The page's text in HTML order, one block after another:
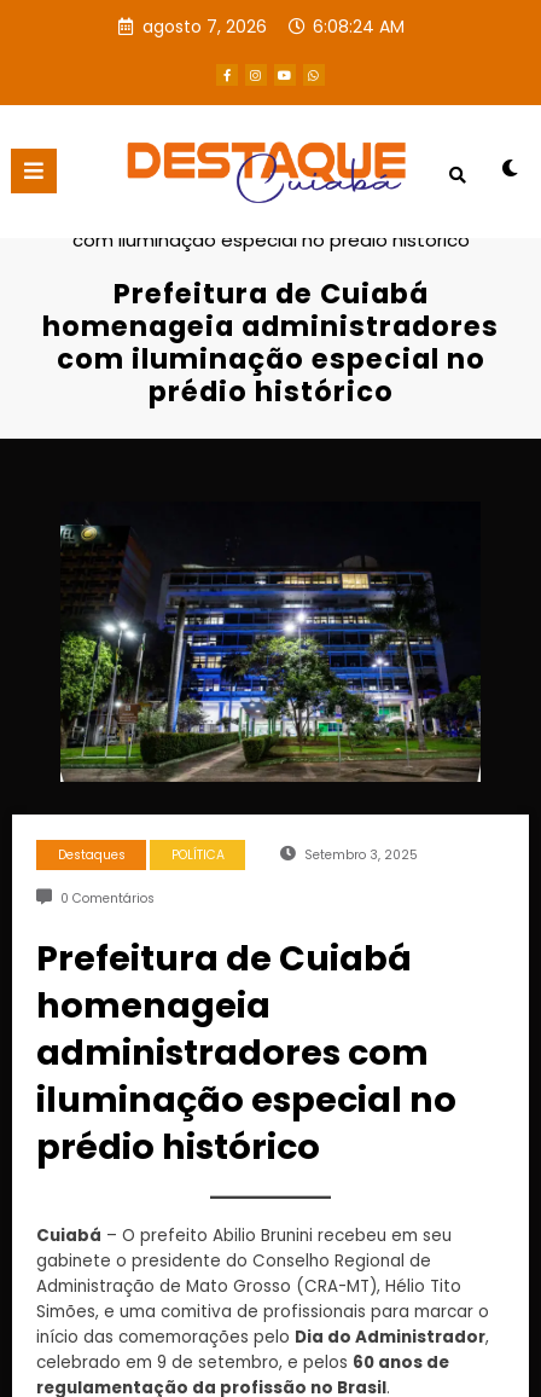
agosto 7, 2026 6:08:25 AM
Página inicial
Destaques
com iluminação especial no prédio histórico
Prefeitura de Cuiabá
homenageia administradores
com iluminação especial no
prédio histórico
Destaques POLÍTICA Setembro 3, 2025
0 Comentários
Prefeitura de Cuiabá
homenageia
administradores com
iluminação especial no
prédio histórico
Cuiabá – O prefeito Abilio Brunini recebeu em seu
gabinete o presidente do Conselho Regional de
Administração de Mato Grosso (CRA-MT), Hélio Tito
Simões, e uma comitiva de profissionais para marcar o
início das comemorações pelo Dia do Administrador,
celebrado em 9 de setembro, e pelos 60 anos de
regulamentação da profissão no Brasil.